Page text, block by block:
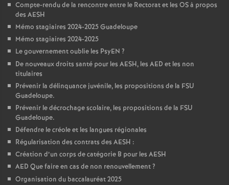
Compte-rendu de la rencontre entre le Rectorat et les OS à propos
des AESH
Mémo stagiaires 2024-2025 Guadeloupe
Mémo stagiaires 2024-2025
Le gouvernement oublie les PsyEN ?
De nouveaux droits santé pour les AESH, les AED et les non
titulaires
Prévenir la délinquance juvénile, les propositions de la FSU
Guadeloupe.
Prévenir le décrochage scolaire, les propositions de la FSU
Guadeloupe.
Défendre le créole et les langues régionales
Régularisation des contrats des AESH :
Création d’un corps de catégorie B pour les AESH
AED Que faire en cas de non renouvellement?
Organisation du baccalauréat 2025